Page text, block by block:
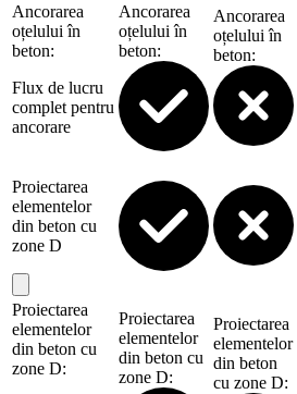
Ancorarea
oțelului în
beton:
Flux de lucru
complet pentru
ancorare
Ancorarea
oțelului în
beton:
Ancorarea
oțelului în
beton:
Proiectarea
elementelor
din beton cu
zone D
Proiectarea
elementelor
din beton cu
zone D:
Proiectarea
elementelor
din beton cu
zone D:
Proiectarea
elementelor
din beton
cu zone D: